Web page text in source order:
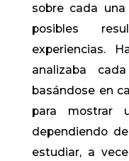
sobre cada
posibles
experiencias.
analizaba
basándose en
para mostrar
dependiendo
estudiar, a